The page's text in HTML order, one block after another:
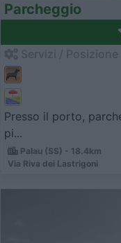
Parcheggio
Presso il porto,
pi...
Palau (SS) - 18.4km
Via Riva dei Lastrigoni